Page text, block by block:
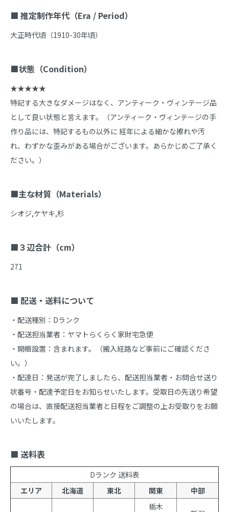
■ 推定制作年代（Era / Period）
大正時代頃（1910-30年頃）
■状態（Condition）
★★★★★
特記する大きなダメージはなく、アンティーク・ヴィンテージ品
として良い状態と言えます。（アンティーク・ヴィンテージの手
作り品には、特記するもの以外に 経年による細かな擦れや汚
れ、わずかな歪みがある場合がございます。あらかじめご了承く
ださい。）
■主な材質（Materials）
シオジ,ケヤキ,杉
■３辺合計（cm）
271
■ 配送・送料について
・配送種別：Dランク
・配送担当業者：ヤマトらくらく家財宅急便
・開梱設置：含まれます。（搬入経路など事前にご確認くださ
い。）
・配達日：発送が完了しましたら、配送担当業者・お問合せ送り
状番号・配達予定日をお知らせいたします。受取日の先送り希望
の場合は、直接配送担当業者と日程をご調整の上お受取りをお願
いいたします。
■ 送料表
Dランク 送料表
エリア
北海道 東北 関東 中部
栃木